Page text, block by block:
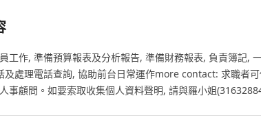
工作, 準備預算報表及分析報告, 準備財務報表, 負責簿記,
及處理電話查詢, 協助前台日常運作more contact: 求職者
事顧問。如要索取收集個人資料聲明, 請與羅小姐